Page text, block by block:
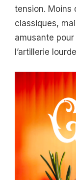
tension. Moins
classiques,
amusante
l’artillerie